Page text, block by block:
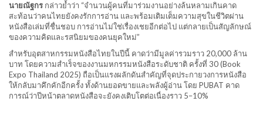
นายณัฐกร กล่าวย้ำว่า “จำนวนผู้คนที่มาร่วมงานอย่างล้นหลามเกินคาด
สะท้อนว่าคนไทยยังคงรักการอ่าน และพร้อมเติมเต็มความสุขในชีวิตผ่าน
หนังสือเล่มที่ชื่นชอบ การอ่านไม่ใช่เรื่องเชยอีกต่อไป แต่กลายเป็นสัญลักษณ์
ของความคิดและรสนิยมของคนยุคใหม่”
สำหรับอุตสาหกรรมหนังสือไทยในปีนี้ คาดว่ามีมูลค่ารวมราว 20,000 ล้าน
บาท โดยความสำเร็จของงานมหกรรมหนังสือระดับชาติ ครั้งที่ 30 (Book
Expo Thailand 2025) ถือเป็นแรงผลักดันสำคัญที่จุดประกายวงการหนังสือ
ให้กลับมาคึกคักอีกครั้ง ทั้งด้านยอดขายและพลังผู้อ่าน โดย PUBAT คาด
การณ์ว่าปีหน้าตลาดหนังสือจะยังคงเติบโตต่อเนื่องราว 5–10%